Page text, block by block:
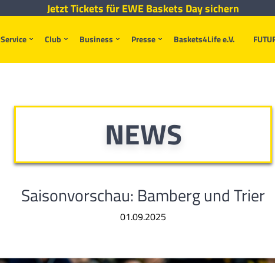
Service Club Business Presse Baskets4Life e.V.
Jetzt Tickets für EWE Baskets Day sichern
NEWS
Saisonvorschau: Bamberg und Trier
01.09.2025